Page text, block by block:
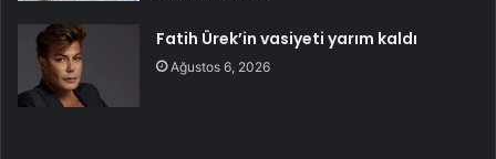
Fatih Ürek’in vasiyeti yarım kaldı
Ağustos 6, 2026